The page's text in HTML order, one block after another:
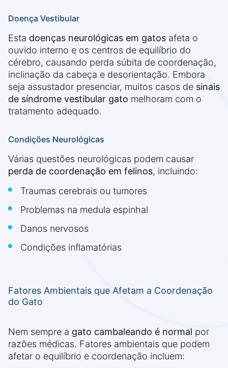
Doença Vestibular
Esta doenças neurológicas em gatos afeta o
ouvido interno e os centros de equilíbrio do
cérebro, causando perda súbita de coordenação,
inclinação da cabeça e desorientação. Embora
seja assustador presenciar, muitos casos de sinais
de síndrome vestibular gato melhoram com o
tratamento adequado.
Condições Neurológicas
Várias questões neurológicas podem causar
perda de coordenação em felinos, incluindo:
Traumas cerebrais ou tumores
Problemas na medula espinhal
Danos nervosos
Condições inflamatórias
Fatores Ambientais que Afetam a Coordenação
do Gato
Nem sempre a gato cambaleando é normal por
razões médicas. Fatores ambientais que podem
afetar o equilíbrio e coordenação incluem: